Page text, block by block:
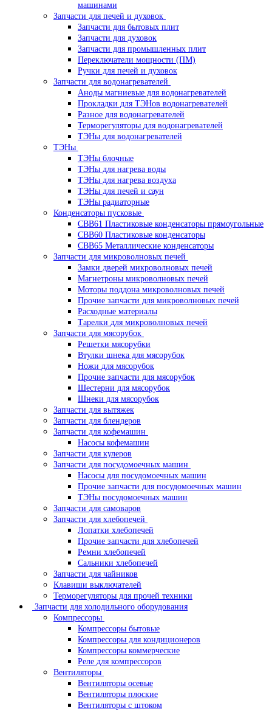
машинами
Запчасти для печей и духовок
Запчасти для бытовых плит
Запчасти для духовок
Запчасти для промышленных плит
Переключатели мощности (ПМ)
Ручки для печей и духовок
Запчасти для водонагревателей
Аноды магниевые для водонагревателей
Прокладки для ТЭНов водонагревателей
Разное для водонагревателей
Терморегуляторы для водонагревателей
ТЭНы для водонагревателей
ТЭНы
ТЭНы блочные
ТЭНы для нагрева воды
ТЭНы для нагрева воздуха
ТЭНы для печей и саун
ТЭНы радиаторные
Конденсаторы пусковые
CBB61 Пластиковые конденсаторы прямоугольные
CBB60 Пластиковые конденсаторы
CBB65 Металлические конденсаторы
Запчасти для микроволновых печей
Замки дверей микроволновых печей
Магнетроны микроволновых печей
Моторы поддона микроволновых печей
Прочие запчасти для микроволновых печей
Расходные материалы
Тарелки для микроволновых печей
Запчасти для мясорубок
Решетки мясорубки
Втулки шнека для мясорубок
Ножи для мясорубок
Прочие запчасти для мясорубок
Шестерни для мясорубок
Шнеки для мясорубок
Запчасти для вытяжек
Запчасти для блендеров
Запчасти для кофемашин
Насосы кофемашин
Запчасти для кулеров
Запчасти для посудомоечных машин
Насосы для посудомоечных машин
Прочие запчасти для посудомоечных машин
ТЭНы посудомоечных машин
Запчасти для самоваров
Запчасти для хлебопечей
Лопатки хлебопечей
Прочие запчасти для хлебопечей
Ремни хлебопечей
Сальники хлебопечей
Запчасти для чайников
Клавиши выключателей
Терморегуляторы для прочей техники
Запчасти для холодильного оборудования
Компрессоры
Компрессоры бытовые
Компрессоры для кондиционеров
Компрессоры коммерческие
Реле для компрессоров
Вентиляторы
Вентиляторы осевые
Вентиляторы плоские
Вентиляторы с штоком